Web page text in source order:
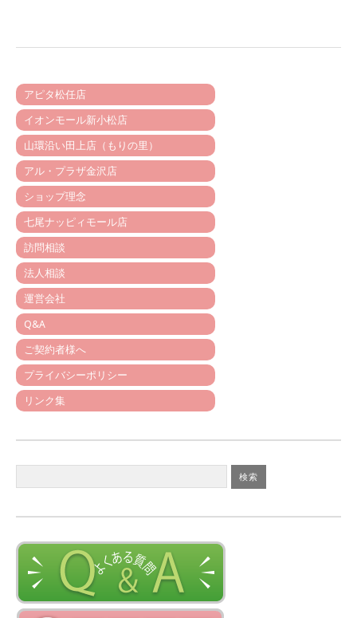
アピタ松任店
イオンモール新小松店
山環沿い田上店（もりの里）
アル・プラザ金沢店
ショップ理念
七尾ナッピィモール店
訪問相談
法人相談
運営会社
Q&A
ご契約者様へ
プライバシーポリシー
リンク集